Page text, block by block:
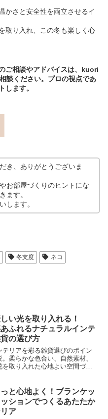
かさと安全性を両立させるイ
取り入れ、この冬も楽しく心
ご相談やアドバイスは、kuori
談ください。プロの視点であ
します。
き、ありがとうございま
お部屋づくりのヒントにな
ます。
します。
冬支度 ネコ
い光を取り入れる！
ふれるナチュラルインテ
の選び方
テリアを彩る雑貨選びのポイン
。柔らかな色合い、自然素材、
を取り入れた心地よい空間づく
します。
と心地よく！ブランケッ
ッションでつくるあたたか
ア